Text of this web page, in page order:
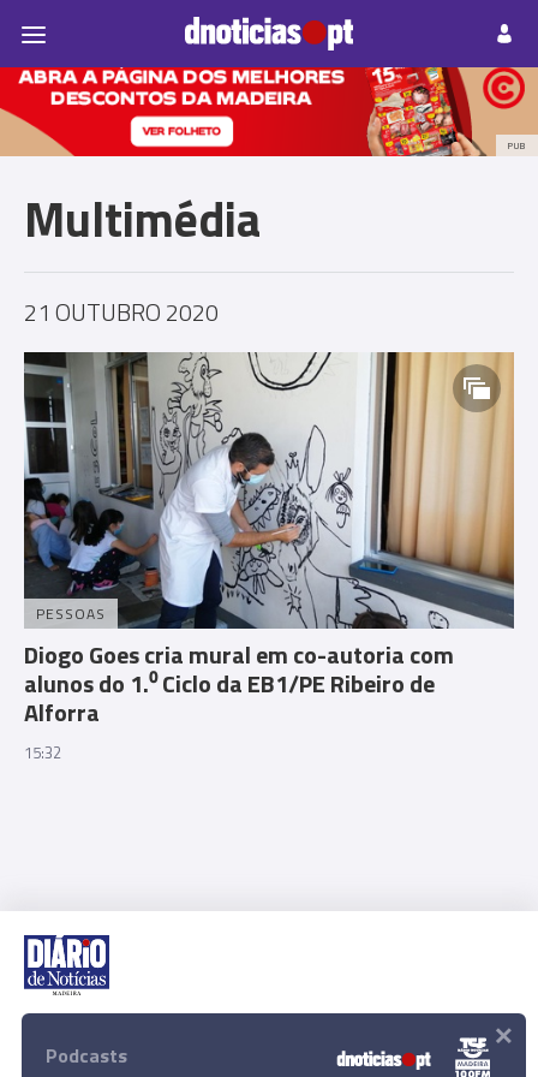
Prazeres Paisagens
PUB
Multimédia
21 OUTUBRO 2020
PESSOAS
Diogo Goes cria mural em co-autoria com
alunos do 1.⁰ Ciclo da EB1/PE Ribeiro de
Alforra
15:32
Rua Dr. Fernão de Ornelas, 56 - 3º
291 202 300
Podcasts ×